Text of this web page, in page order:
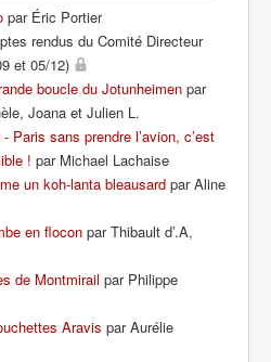
par Éric Portier
rendus du Comité Directeur
et 05/12)
boucle du Jotunheimen par
Joana et Julien L.
Paris sans prendre l’avion, c’est
! par Michael Lachaise
un koh-lanta bleausard par Aline
en flocon par Thibault d’.A,
de Montmirail par Philippe
Aravis par Aurélie